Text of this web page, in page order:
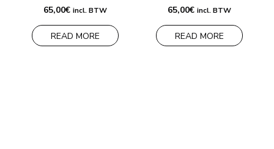
65,00€ incl. BTW
READ MORE
65,00€ incl. BTW
READ MORE